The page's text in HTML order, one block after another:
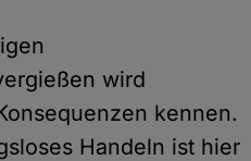
wird
kennen.
Handeln ist hier